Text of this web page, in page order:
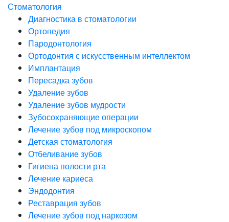
Стоматология
Диагностика в стоматологии
Ортопедия
Пародонтология
Ортодонтия с искусственным интеллектом
Имплантация
Пересадка зубов
Удаление зубов
Удаление зубов мудрости
Зубосохраняющие операции
Лечение зубов под микроскопом
Детская стоматология
Отбеливание зубов
Гигиена полости рта
Лечение кариеса
Эндодонтия
Реставрация зубов
Лечение зубов под наркозом